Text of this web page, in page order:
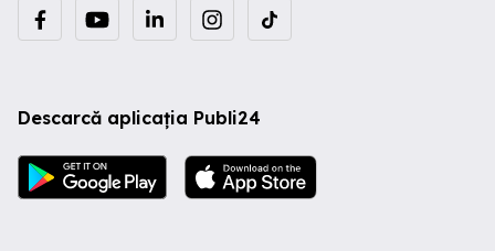
Descarcă aplicația Publi24